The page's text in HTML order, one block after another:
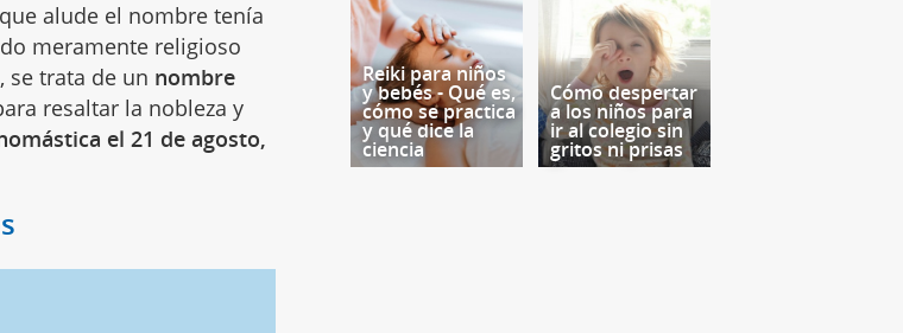
alude el nombre tenía
meramente religioso
se trata de un nombre
resaltar la nobleza y
el 21 de agosto,
Reiki para niños
y bebés - Qué es,
cómo se practica
y qué dice la
ciencia
Cómo despertar
a los niños para
ir al colegio sin
gritos ni prisas